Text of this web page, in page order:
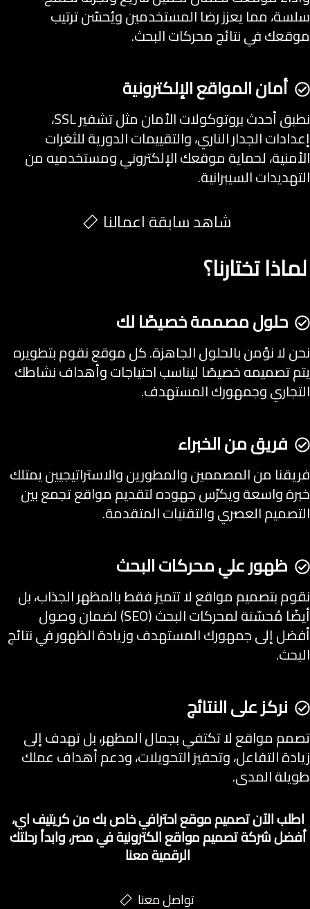
سلسة، مما يعزز رضا المستخدمين ويُحسّن ترتيب
موقعك في نتائج محركات البحث.
أمان المواقع الإلكترونية
نطبق أحدث بروتوكولات الأمان مثل تشفير SSL،
إعدادات الجدار الناري، والتقييمات الدورية للثغرات
الأمنية، لحماية موقعك الإلكتروني ومستخدميه من
التهديدات السيبرانية.
شاهد سابقة اعمالنا
لماذا تختارنا؟
حلول مصممة خصيصًا لك
نحن لا نؤمن بالحلول الجاهزة. كل موقع نقوم بتطويره
يتم تصميمه خصيصًا ليناسب احتياجات وأهداف نشاطك
التجاري وجمهورك المستهدف.
فريق من الخبراء
فريقنا من المصممين والمطورين والاستراتيجيين يمتلك
خبرة واسعة ويكرّس جهوده لتقديم مواقع تجمع بين
التصميم العصري والتقنيات المتقدمة.
ظهور علي محركات البحث
نقوم بتصميم مواقع لا تتميز فقط بالمظهر الجذاب، بل
أيضًا مُحسّنة لمحركات البحث (SEO) لضمان وصول
أفضل إلى جمهورك المستهدف وزيادة الظهور في نتائج
البحث.
نركز على النتائج
تصمم مواقع لا تكتفي بجمال المظهر، بل تهدف إلى
زيادة التفاعل، وتحفيز التحويلات، ودعم أهداف عملك
طويلة المدى.
اطلب الآن تصميم موقع احترافي خاص بك من كريتيف اي،
أفضل شركة تصميم مواقع الكترونية في مصر، وابدأ رحلتك
الرقمية معنا
تواصل معنا